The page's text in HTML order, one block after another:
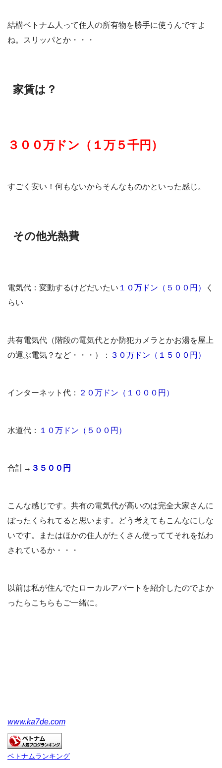
結構ベトナム人って住人の所有物を勝手に使うんですよ
ね。スリッパとか・・・
家賃は？
３００万ドン（１万５千円）
すごく安い！何もないからそんなものかといった感じ。
その他光熱費
電気代：変動するけどだいたい １０万ドン（５００円）
く
らい
共有電気代（階段の電気代とか防犯カメラとかお湯を屋上
の運ぶ電気？など・・・）：
３０万ドン（１５００円）
インターネット代： ２０万ドン（１０００円）
水道代： １０万ドン（５００円）
合計→ ３５００円
こんな感じです。共有の電気代が高いのは完全大家さんに
ぼったくられてると思います。どう考えてもこんなにしな
いです。またはほかの住人がたくさん使っててそれを払わ
されているか・・・
以前は私が住んでたローカルアパートを紹介したのでよか
ったらこちらもご一緒に。
www.ka7de.com
ベトナムランキング